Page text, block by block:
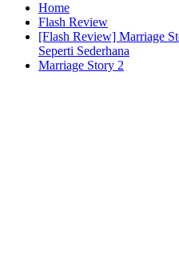
Home
Flash Review
[Flash Review] Marriage
Seperti Sederhana
Marriage Story 2